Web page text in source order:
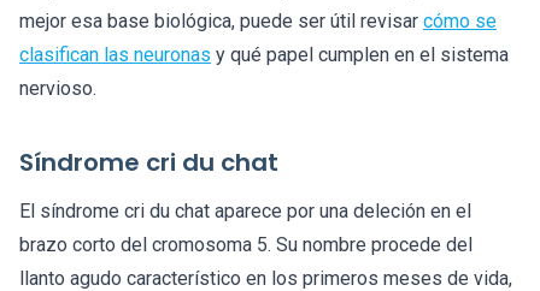
mejor esa base biológica, puede ser útil revisar cómo se
clasifican las neuronas y qué papel cumplen en el sistema
nervioso.
Síndrome cri du chat
El síndrome cri du chat aparece por una deleción en el
brazo corto del cromosoma 5. Su nombre procede del
llanto agudo característico en los primeros meses de vida,